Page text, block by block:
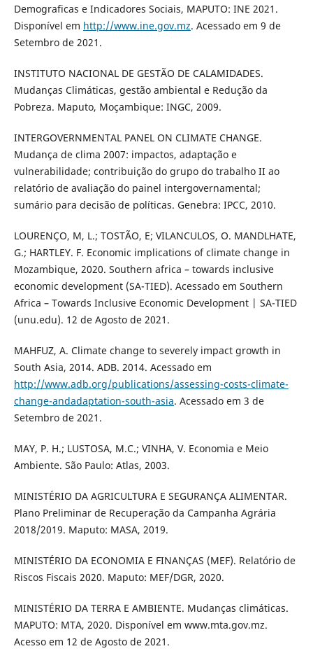
Demograficas e Indicadores Sociais, MAPUTO: INE 2021.
Disponível em http://www.ine.gov.mz. Acessado em 9 de
Setembro de 2021.
INSTITUTO NACIONAL DE GESTÃO DE CALAMIDADES.
Mudanças Climáticas, gestão ambiental e Redução da
Pobreza. Maputo, Moçambique: INGC, 2009.
INTERGOVERNMENTAL PANEL ON CLIMATE CHANGE.
Mudança de clima 2007: impactos, adaptação e
vulnerabilidade; contribuição do grupo do trabalho II ao
relatório de avaliação do painel intergovernamental;
sumário para decisão de políticas. Genebra: IPCC, 2010.
LOURENÇO, M, L.; TOSTÃO, E; VILANCULOS, O. MANDLHATE,
G.; HARTLEY. F. Economic implications of climate change in
Mozambique, 2020. Southern africa – towards inclusive
economic development (SA-TIED). Acessado em Southern
Africa – Towards Inclusive Economic Development | SA-TIED
(unu.edu). 12 de Agosto de 2021.
MAHFUZ, A. Climate change to severely impact growth in
South Asia, 2014. ADB. 2014. Acessado em
http://www.adb.org/publications/assessing-costs-climate-
change-andadaptation-south-asia. Acessado em 3 de
Setembro de 2021.
MAY, P. H.; LUSTOSA, M.C.; VINHA, V. Economia e Meio
Ambiente. São Paulo: Atlas, 2003.
MINISTÉRIO DA AGRICULTURA E SEGURANÇA ALIMENTAR.
Plano Preliminar de Recuperação da Campanha Agrária
2018/2019. Maputo: MASA, 2019.
MINISTÉRIO DA ECONOMIA E FINANÇAS (MEF). Relatório de
Riscos Fiscais 2020. Maputo: MEF/DGR, 2020.
MINISTÉRIO DA TERRA E AMBIENTE. Mudanças climáticas.
MAPUTO: MTA, 2020. Disponível em www.mta.gov.mz.
Acesso em 12 de Agosto de 2021.